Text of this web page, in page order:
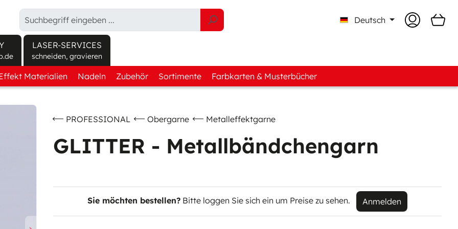
Deutsch
LASER-SERVICES
schneiden, gravieren
Materialien
Köper Gewebe
Nadeln
Flachkolben
Zubehör
Schneiden
Helfer o. Werkzeuge
Sortimente
Garnsortimente
Effektstoffsortimente
Farbkarten & Musterbücher
unter sulky-shop.de
PROFESSIONAL Obergarne Metalleffektgarne
GLITTER - Metallbändchengarn
Sie möchten bestellen? Bitte loggen Sie sich ein um Preise zu sehen. Anmelden